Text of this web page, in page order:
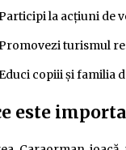
la acțiuni de
turismul
copiii și familia
este